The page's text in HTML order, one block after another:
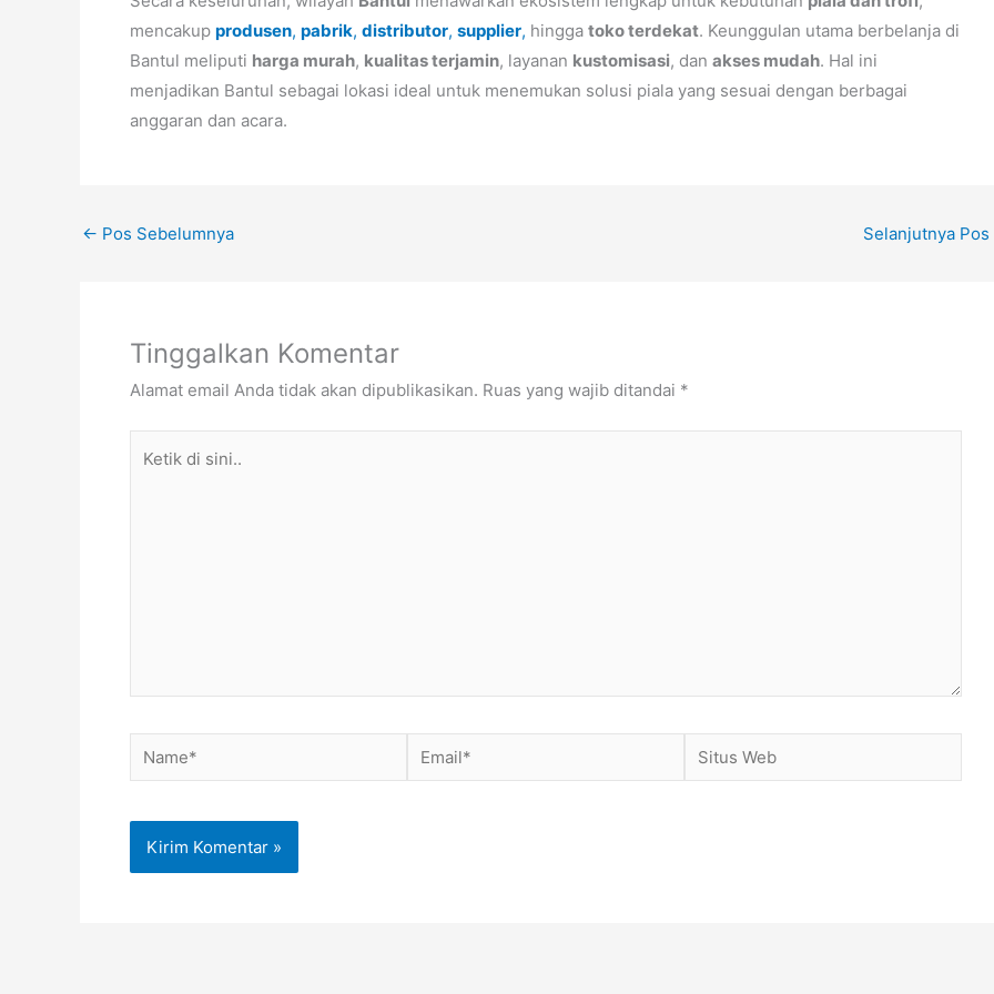
mencakup produsen, pabrik, distributor, supplier, hingga toko terdekat. Keunggulan utama berbelanja di
Bantul meliputi harga murah, kualitas terjamin, layanan kustomisasi, dan akses mudah. Hal ini
menjadikan Bantul sebagai lokasi ideal untuk menemukan solusi piala yang sesuai dengan berbagai
anggaran dan acara.
← Pos Sebelumnya Selanjutnya Pos
Tinggalkan Komentar
Alamat email Anda tidak akan dipublikasikan. Ruas yang wajib ditandai *
Name* Email*
Situs
Web